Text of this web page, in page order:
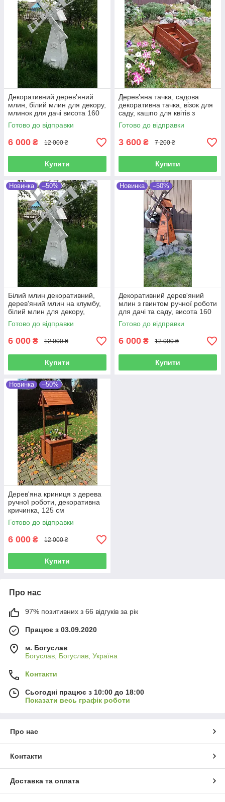
Декоративний дерев'яний
млин, білий млин для декору,
млинок для дачі висота 160
см
Готово до відправки
6 000 ₴ 12 000 ₴
Купити
Деревʼяна тачка, садова
декоративна тачка, візок для
саду, кашпо для квітів з
дерева, 110 см
Готово до відправки
3 600 ₴ 7 200 ₴
Купити
Новинка –50%
Білий млин декоративний,
дерев'яний млин на клумбу,
білий млин для декору,
млинок для дачі висота 160
см
Готово до відправки
6 000 ₴ 12 000 ₴
Купити
Новинка –50%
Декоративний дерев'яний
млин з гвинтом ручної роботи
для дачі та саду, висота 160
см
Готово до відправки
6 000 ₴ 12 000 ₴
Купити
Новинка –50%
Дерев'яна криниця з дерева
ручної роботи, декоративна
кричинка, 125 см
Готово до відправки
6 000 ₴ 12 000 ₴
Купити
Про нас
97% позитивних з 66 відгуків за рік
Працює з 03.09.2020
м. Богуслав
Богуслав, Богуслав, Україна
Контакти
Сьогодні працює з 10:00 до 18:00
Показати весь графік роботи
Про нас
Контакти
Доставка та оплата